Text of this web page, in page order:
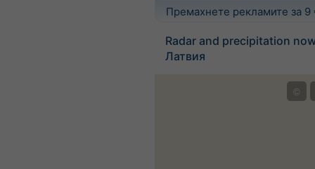
Премахнете рекламите за
Radar and precipitation
Латвия
©